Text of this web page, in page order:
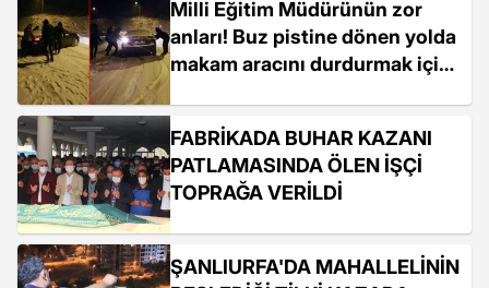
Milli Eğitim Müdürünün zor
anları! Buz pistine dönen yolda
makam aracını durdurmak için
FABRİKADA BUHAR KAZANI
PATLAMASINDA ÖLEN İŞÇİ
TOPRAĞA VERİLDİ
ŞANLIURFA'DA MAHALLELİNİN